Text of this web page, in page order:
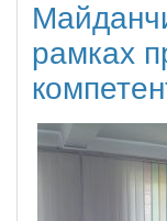
рамках